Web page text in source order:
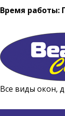
Время работы:
Все виды окон,